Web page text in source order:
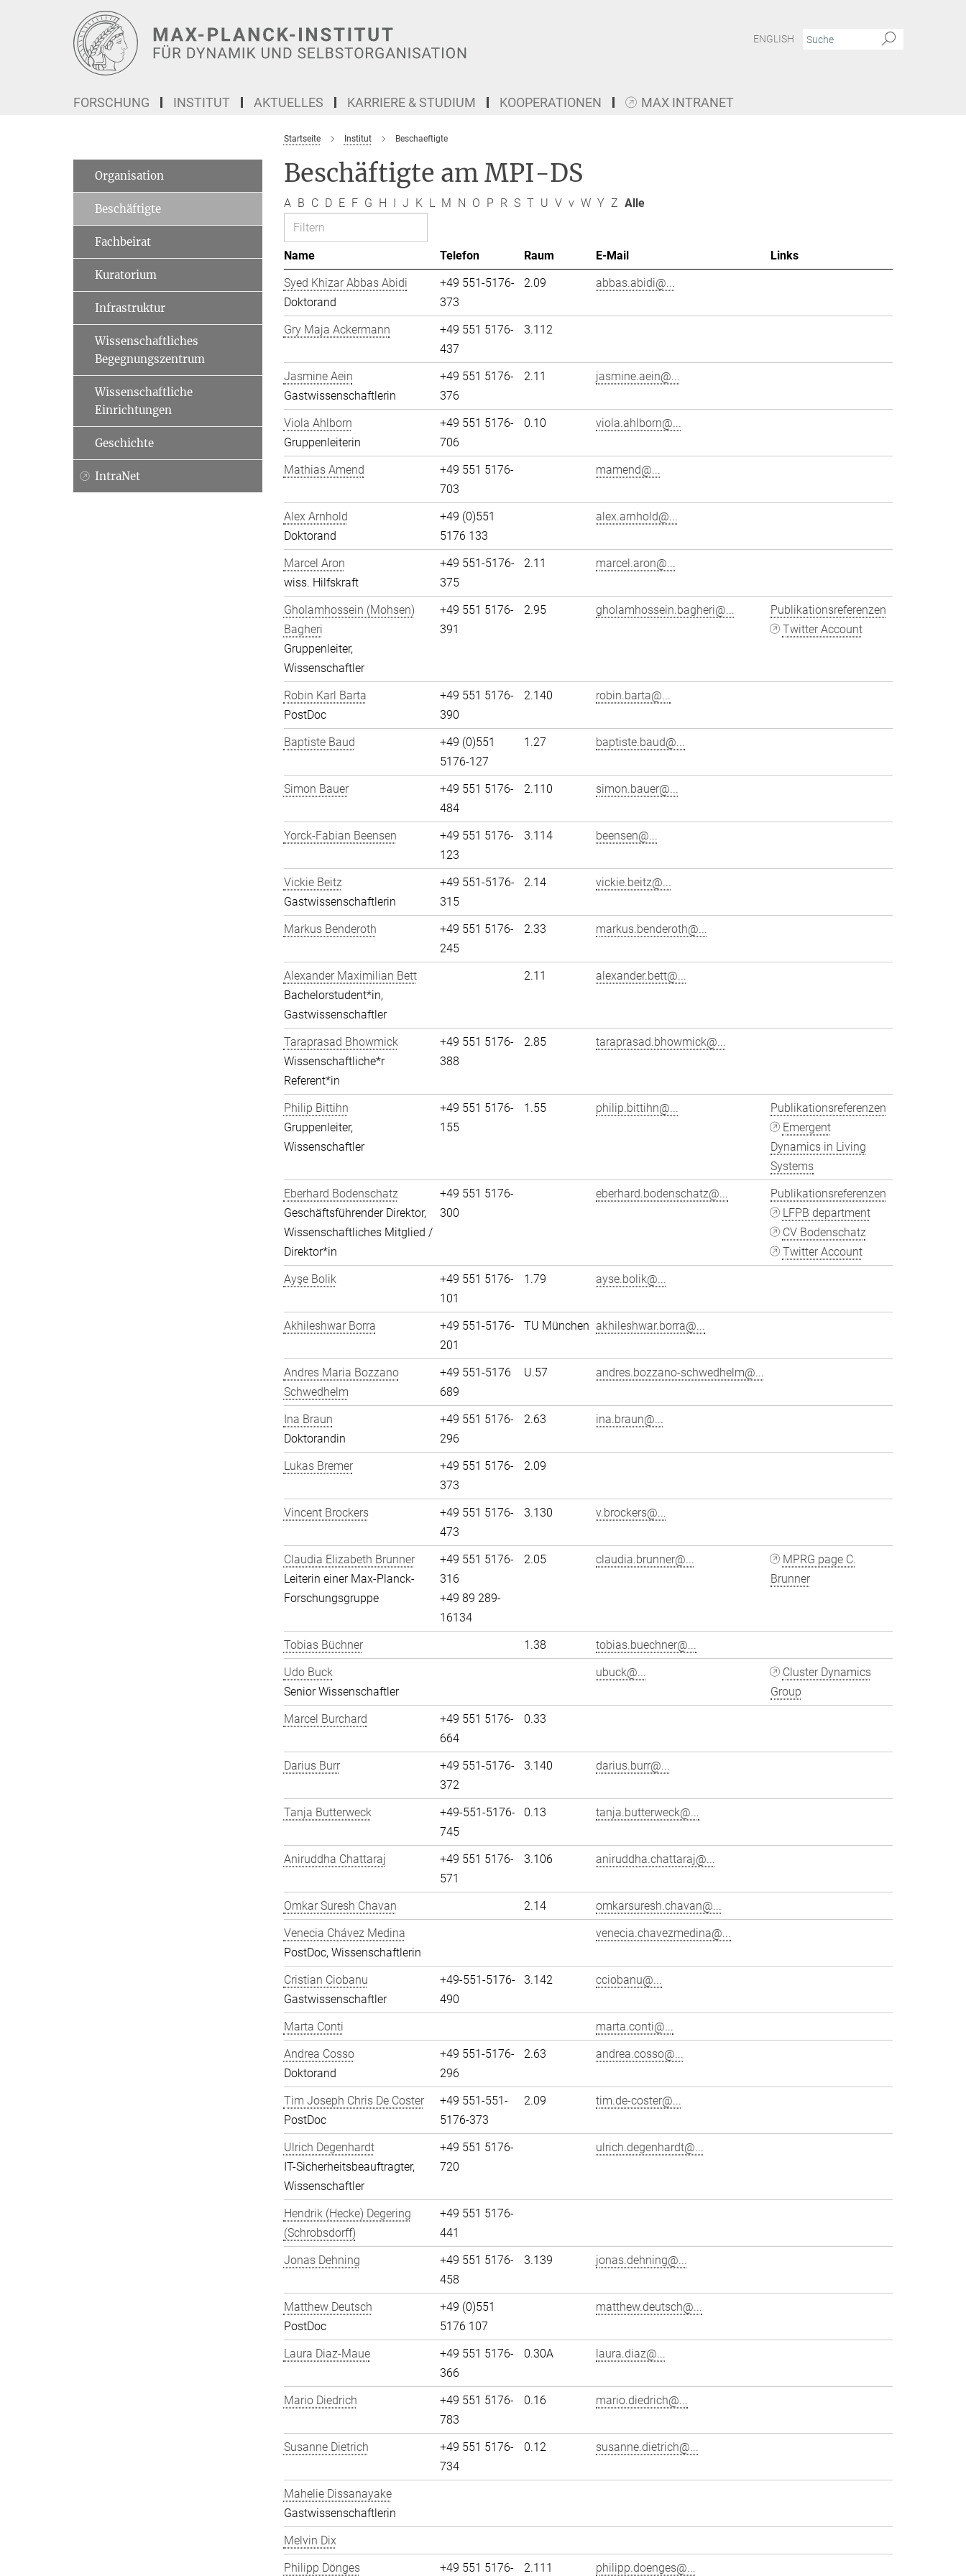
ENGLISH
FORSCHUNG INSTITUT AKTUELLES KARRIERE & STUDIUM KOOPERATIONEN MAX INTRANET
Startseite Institut Beschaeftigte
Beschäftigte am MPI-DS
A B C D E F G H I J K L M N O P R S T U V v W Y Z Alle
Name Telefon Raum E-Mail
Links
Syed Khizar Abbas Abidi
Doktorand
+49 551-5176-
373
2.09 abbas.abidi@...
Gry Maja Ackermann
+49 551 5176-
437
3.112
Jasmine Aein
Gastwissenschaftlerin
+49 551 5176-
376
2.11 jasmine.aein@...
Viola Ahlborn
Gruppenleiterin
+49 551 5176-
706
0.10 viola.ahlborn@...
Mathias Amend
+49 551 5176-
703
mamend@...
Alex Arnhold
Doktorand
+49 (0)551
5176 133
alex.arnhold@...
Marcel Aron
wiss. Hilfskraft
+49 551-5176-
375
2.11 marcel.aron@...
Gholamhossein (Mohsen)
Bagheri
Gruppenleiter,
Wissenschaftler
+49 551 5176-
391
2.95 gholamhossein.bagheri@...
Publikationsreferenzen
Twitter Account
Robin Karl Barta
PostDoc
+49 551 5176-
390
2.140 robin.barta@...
Baptiste Baud
+49 (0)551
5176-127
1.27 baptiste.baud@...
Simon Bauer
+49 551 5176-
484
2.110 simon.bauer@...
Yorck-Fabian Beensen
+49 551 5176-
123
3.114 beensen@...
Vickie Beitz
Gastwissenschaftlerin
+49 551-5176-
315
2.14 vickie.beitz@...
Markus Benderoth
+49 551 5176-
245
2.33 markus.benderoth@...
Alexander Maximilian Bett
Bachelorstudent*in,
Gastwissenschaftler
2.11 alexander.bett@...
Taraprasad Bhowmick
Wissenschaftliche*r
Referent*in
+49 551 5176-
388
2.85 taraprasad.bhowmick@...
Philip Bittihn
Gruppenleiter,
Wissenschaftler
+49 551 5176-
155
1.55 philip.bittihn@...
Publikationsreferenzen
Emergent
Dynamics in Living
Systems
Eberhard Bodenschatz
Geschäftsführender Direktor,
Wissenschaftliches Mitglied /
Direktor*in
+49 551 5176-
300
eberhard.bodenschatz@...
Publikationsreferenzen
LFPB department
CV Bodenschatz
Twitter Account
Ayşe Bolik
+49 551 5176-
101
1.79 ayse.bolik@...
Akhileshwar Borra
+49 551-5176-
201
TU München akhileshwar.borra@...
Andres Maria Bozzano
Schwedhelm
+49 551-5176
689
U.57 andres.bozzano-schwedhelm@...
Ina Braun
Doktorandin
+49 551 5176-
296
2.63 ina.braun@...
Lukas Bremer
+49 551 5176-
373
2.09
Vincent Brockers
+49 551 5176-
473
3.130 v.brockers@...
Claudia Elizabeth Brunner
Leiterin einer Max-Planck-
Forschungsgruppe
+49 551 5176-
316
+49 89 289-
16134
2.05 claudia.brunner@...
MPRG page C.
Brunner
Tobias Büchner 1.38
tobias.buechner@...
Udo Buck
Senior Wissenschaftler
ubuck@...
Cluster Dynamics
Group
Marcel Burchard
+49 551 5176-
664
0.33
Darius Burr
+49 551-5176-
372
3.140 darius.burr@...
Tanja Butterweck
+49-551-5176-
745
0.13 tanja.butterweck@...
Aniruddha Chattaraj
+49 551 5176-
571
3.106 aniruddha.chattaraj@...
Omkar Suresh Chavan 2.14
omkarsuresh.chavan@...
Venecia Chávez Medina
PostDoc, Wissenschaftlerin
venecia.chavezmedina@...
Cristian Ciobanu
Gastwissenschaftler
+49-551-5176-
490
3.142 cciobanu@...
Marta Conti
marta.conti@...
Andrea Cosso
Doktorand
+49 551-5176-
296
2.63 andrea.cosso@...
Tim Joseph Chris De Coster
PostDoc
+49 551-551-
5176-373
2.09 tim.de-coster@...
Ulrich Degenhardt
IT-Sicherheitsbeauftragter,
Wissenschaftler
+49 551 5176-
720
ulrich.degenhardt@...
Hendrik (Hecke) Degering
(Schrobsdorff)
+49 551 5176-
441
Jonas Dehning
+49 551 5176-
458
3.139 jonas.dehning@...
Matthew Deutsch
PostDoc
+49 (0)551
5176 107
matthew.deutsch@...
Laura Diaz-Maue
+49 551 5176-
366
0.30A laura.diaz@...
Mario Diedrich
+49 551 5176-
783
0.16 mario.diedrich@...
Susanne Dietrich
+49 551 5176-
734
0.12 susanne.dietrich@...
Mahelie Dissanayake
Gastwissenschaftlerin
Melvin Dix
Philipp Dönges
+49 551 5176- 2.111 philipp.doenges@...
Organisation
Beschäftigte
Fachbeirat
Kuratorium
Infrastruktur
Wissenschaftliches
Begegnungszentrum
Wissenschaftliche
Einrichtungen
Geschichte
IntraNet